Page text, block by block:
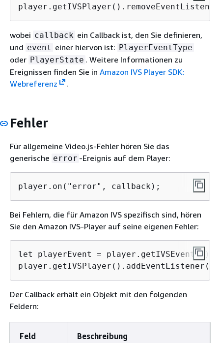
wobei callback ein Callback ist, den Sie definieren,
und event einer hiervon ist: PlayerEventType
oder PlayerState . Weitere Informationen zu
Ereignissen finden Sie in Amazon IVS Player SDK:
Webreferenz
.
Fehler
Für allgemeine Video.js-Fehler hören Sie das
generische error -Ereignis auf dem Player:
player.on("error", callback);
Bei Fehlern, die für Amazon IVS spezifisch sind, hören
Sie den Amazon IVS-Player auf seine eigenen Fehler:
let playerEvent =
Der Callback erhält ein Objekt mit den folgenden
Feldern:
Feld Beschreibung